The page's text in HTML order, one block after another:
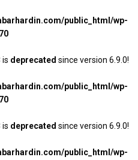
public_html/wp-
is deprecated since version 6.9.0!
public_html/wp-
is deprecated since version 6.9.0!
public_html/wp-